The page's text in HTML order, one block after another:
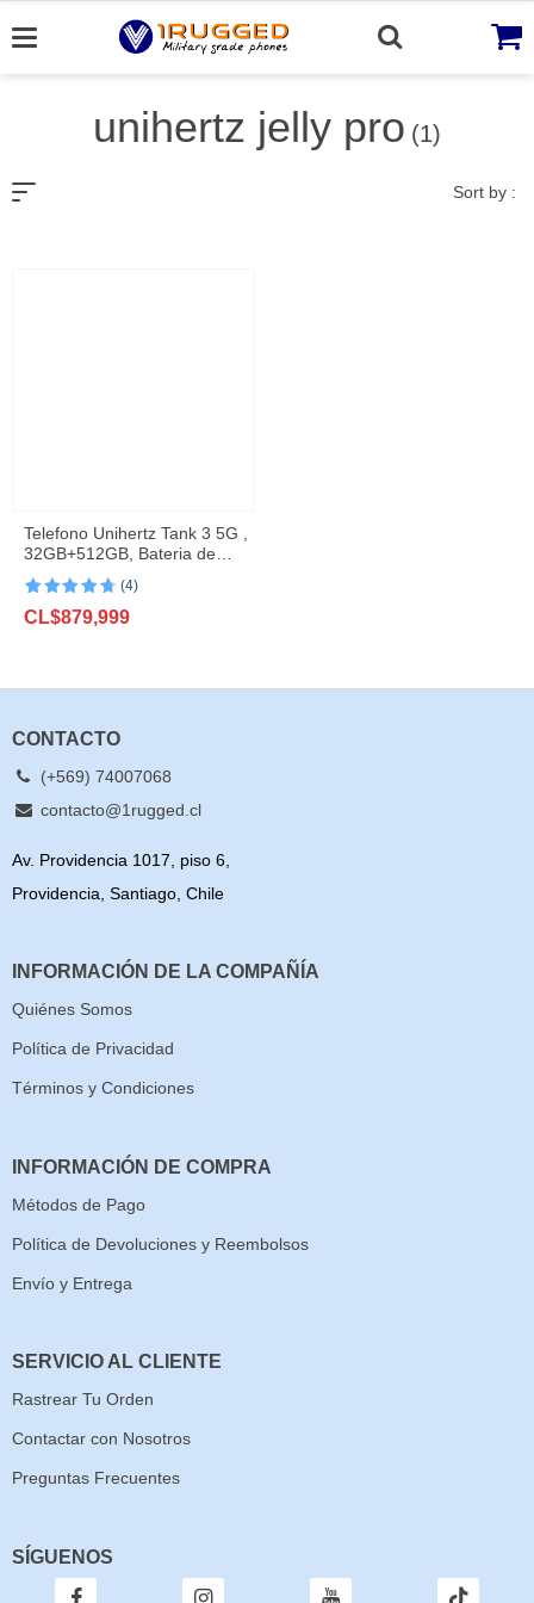
to
unihertz jelly pro (1)
Sort by :
Telefono Unihertz Tank 3 5G ,
32GB+512GB, Bateria de
23800mAh, 200MP
con4.75de
5 en base
(4)
CL$879,999
CONTACTO
(+569) 74007068
contacto@1rugged.cl
Av. Providencia 1017, piso 6,
Providencia, Santiago, Chile
INFORMACIÓN DE LA COMPAÑÍA
Quiénes Somos
Política de Privacidad
Términos y Condiciones
INFORMACIÓN DE COMPRA
Métodos de Pago
Política de Devoluciones y Reembolsos
Envío y Entrega
SERVICIO AL CLIENTE
Rastrear Tu Orden
Contactar con Nosotros
Preguntas Frecuentes
SÍGUENOS